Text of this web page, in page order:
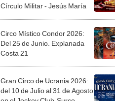
Círculo Militar - Jesús María
Circo Místico Condor 2026:
Del 25 de Junio. Explanada
Costa 21
Gran Circo de Ucrania 2026:
del 10 de Julio al 31 de Agosto
en el Jockey Club-Surco